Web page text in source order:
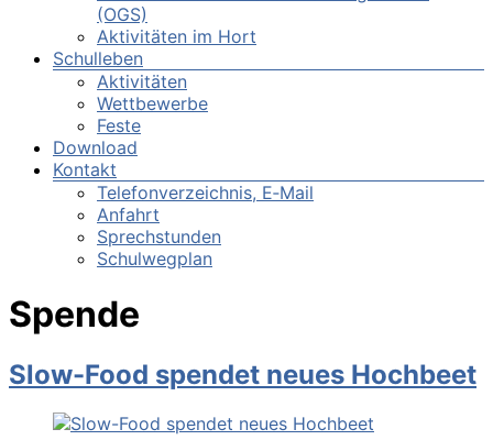
(OGS)
Aktivitäten im Hort
Schulleben
Aktivitäten
Wettbewerbe
Feste
Download
Kontakt
Telefonverzeichnis, E‑Mail
Anfahrt
Sprechstunden
Schulwegplan
Spende
Slow-Food spendet neues Hochbeet